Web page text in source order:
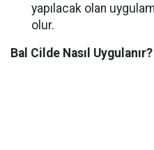
yapılacak olan
olur.
Bal Cilde Nasıl Uygulanır?